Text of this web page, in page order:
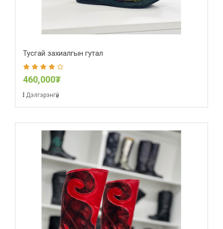
Тусгай захиалгын гутал
460,000₮
Дэлгэрэнгүй